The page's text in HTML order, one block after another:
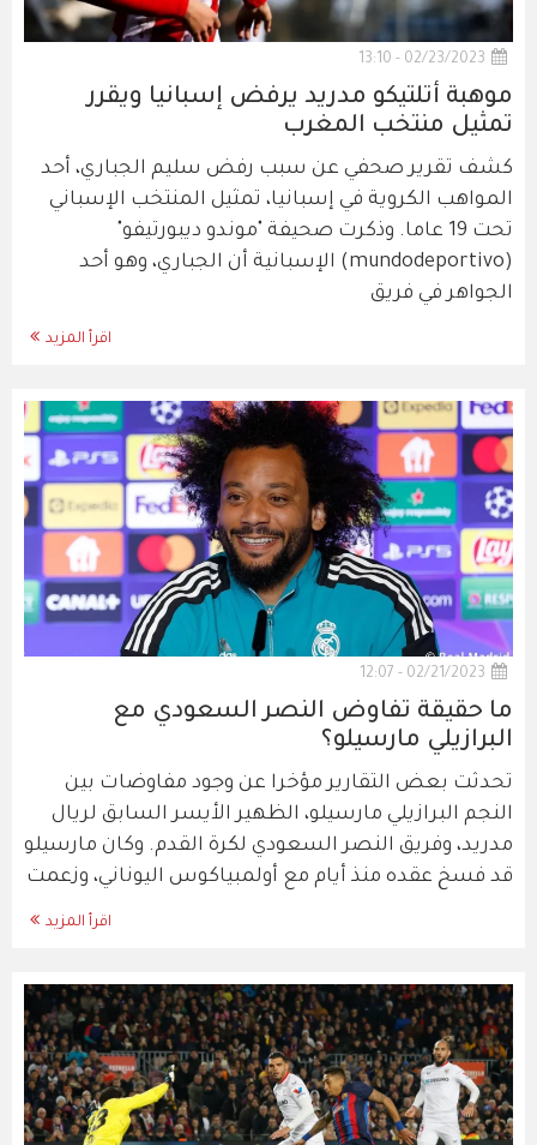
02/23/2023 - 13:10
موهبة أتلتيكو مدريد يرفض إسبانيا ويقرر
تمثيل منتخب المغرب
كشف تقرير صحفي عن سبب رفض سليم الجباري، أحد
المواهب الكروية في إسبانيا، تمثيل المنتخب الإسباني
تحت 19 عاما. وذكرت صحيفة "موندو ديبورتيفو"
(mundodeportivo) الإسبانية أن الجباري، وهو أحد
الجواهر في فريق
اقرأ المزيد
02/21/2023 - 12:07
ما حقيقة تفاوض النصر السعودي مع
البرازيلي مارسيلو؟
تحدثت بعض التقارير مؤخرا عن وجود مفاوضات بين
النجم البرازيلي مارسيلو، الظهير الأيسر السابق لريال
مدريد، وفريق النصر السعودي لكرة القدم. وكان مارسيلو
قد فسخ عقده منذ أيام مع أولمبياكوس اليوناني، وزعمت
اقرأ المزيد